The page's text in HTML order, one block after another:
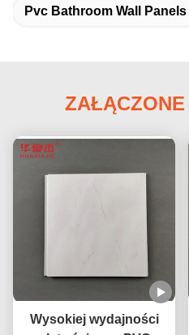
Pvc Bathroom Wall Panels
Wysokiej wydajności